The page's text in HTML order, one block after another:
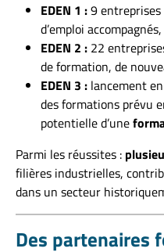
EDEN 1 :9
d’emploi
EDEN 2 : 22
de formation, de
EDEN 3 : lancement
des formations prévu
potentielle d’une
Parmi les réussites :
filières industrielles,
dans un secteur
Des partenaires